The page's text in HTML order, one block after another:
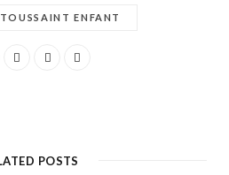
ENFANT
POSTS